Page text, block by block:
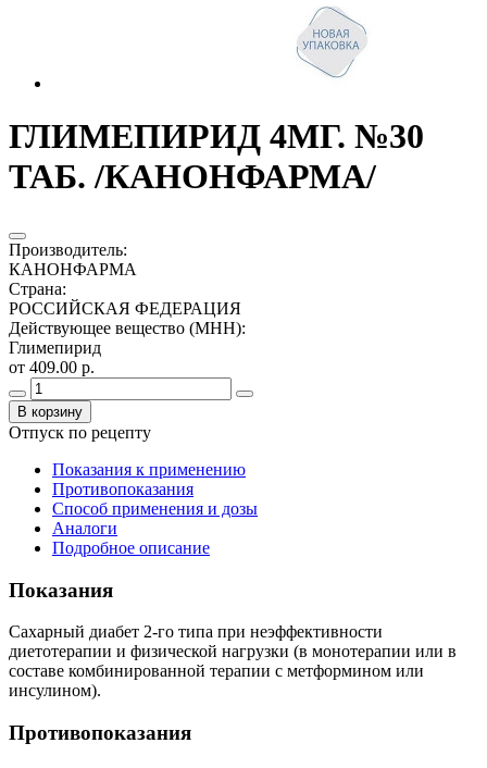
ГЛИМЕПИРИД 4МГ. №30
ТАБ. /КАНОНФАРМА/
Производитель:
КАНОНФАРМА
Страна:
РОССИЙСКАЯ ФЕДЕРАЦИЯ
Действующее вещество (МНН):
Глимепирид
от 409.00 р.
В корзину
Отпуск по рецепту
Показания к применению
Противопоказания
Способ применения и дозы
Аналоги
Подробное описание
Показания
Сахарный диабет 2-го типа при неэффективности
диетотерапии и физической нагрузки (в монотерапии или в
составе комбинированной терапии с метформином или
инсулином).
Противопоказания